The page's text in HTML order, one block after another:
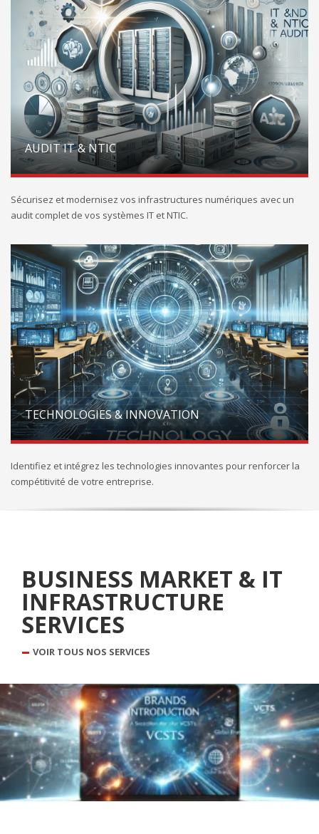
AUDIT IT & NTIC
Sécurisez et modernisez vos infrastructures numériques avec un
audit complet de vos systèmes IT et NTIC.
TECHNOLOGIES & INNOVATION
Identifiez et intégrez les technologies innovantes pour renforcer la
compétitivité de votre entreprise.
BUSINESS MARKET & IT
INFRASTRUCTURE
SERVICES
VOIR TOUS NOS SERVICES